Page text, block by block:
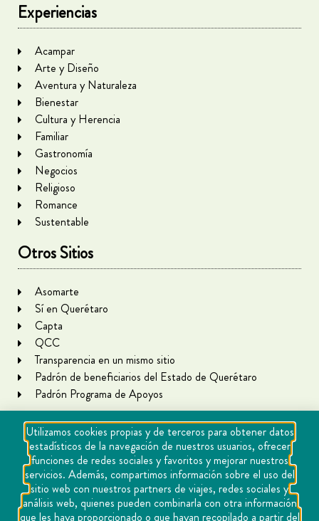
Experiencias
Acampar
Arte y Diseño
Aventura y Naturaleza
Bienestar
Cultura y Herencia
Familiar
Gastronomía
Negocios
Religioso
Romance
Sustentable
Otros Sitios
Asomarte
Sí en Querétaro
Capta
QCC
Transparencia en un mismo sitio
Padrón de beneficiarios del Estado de Querétaro
Padrón Programa de Apoyos
Utilizamos cookies propias y de terceros para obtener datos
estadísticos de la navegación de nuestros usuarios, ofrecer
funciones de redes sociales y favoritos y mejorar nuestros
servicios. Además, compartimos información sobre el uso del
sitio web con nuestros partners de viajes, redes sociales y
análisis web, quienes pueden combinarla con otra información
que les haya proporcionado o que hayan recopilado a partir del